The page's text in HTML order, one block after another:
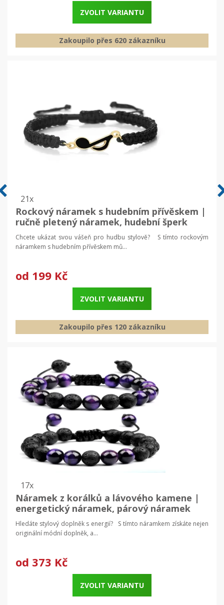
ZVOLIT VARIANTU
Zakoupilo přes 620 zákazníku
21x
Rockový náramek s hudebním přívěskem |
ručně pletený náramek, hudební šperk
Chcete ukázat svou vášeň pro hudbu stylově? S tímto rockovým
náramkem s hudebním přívěskem mů...
od 199 Kč
ZVOLIT VARIANTU
Zakoupilo přes 120 zákazníku
17x
Náramek z korálků a lávového kamene |
energetický náramek, párový náramek
Hledáte stylový doplněk s energií? S tímto náramkem získáte nejen
originální módní doplněk, a...
od 373 Kč
ZVOLIT VARIANTU